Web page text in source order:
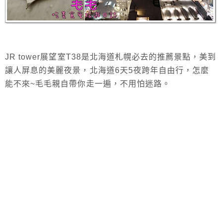
JR tower展望室T38是北海道札幌必去的推薦景點，美到
讓人屏息的美麗夜景，北海道6天5夜跨年自由行，怎麼
能不來~毛毛親自帶你走一遍，不用怕迷路。